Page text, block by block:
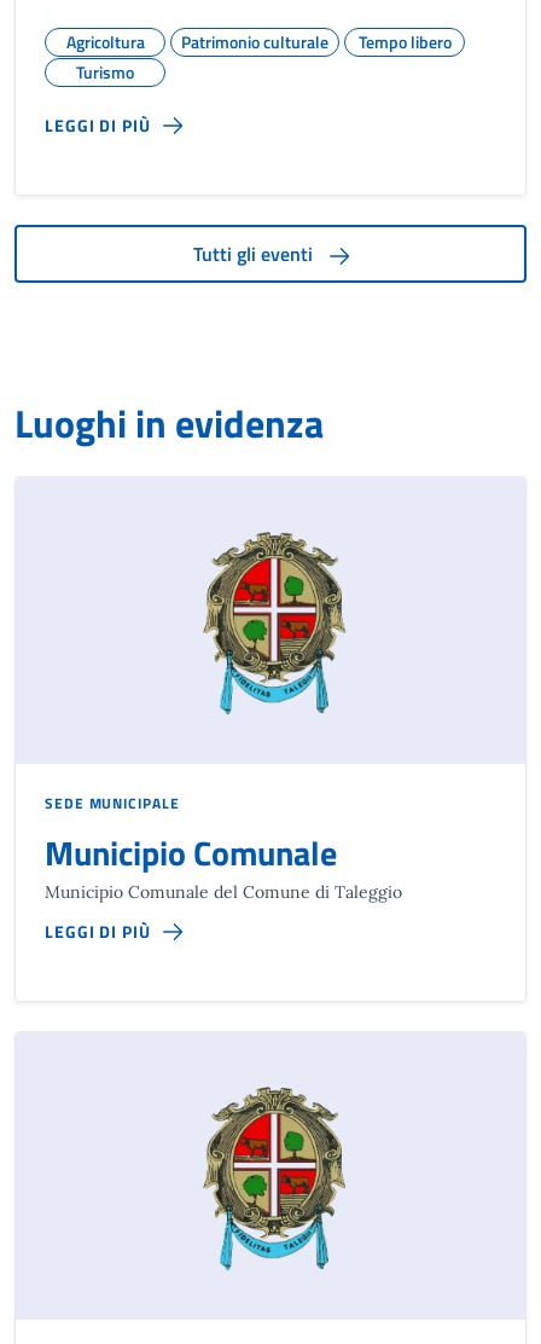
Agricoltura Patrimonio culturale
Tempo libero
Turismo
LEGGI DI PIÙ
Tutti gli eventi
Luoghi in evidenza
SEDE MUNICIPALE
Municipio Comunale
Municipio Comunale del Comune di Taleggio
LEGGI DI PIÙ